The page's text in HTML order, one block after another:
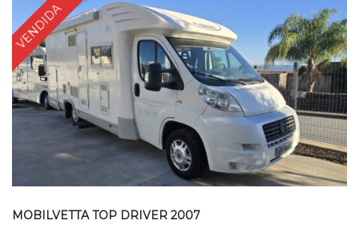
VENDIDA
MOBILVETTA TOP DRIVER 2007